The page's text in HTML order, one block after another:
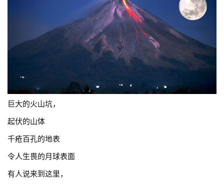
巨大的火山坑，
起伏的山体
千疮百孔的地表
令人生畏的月球表面
有人说来到这里，